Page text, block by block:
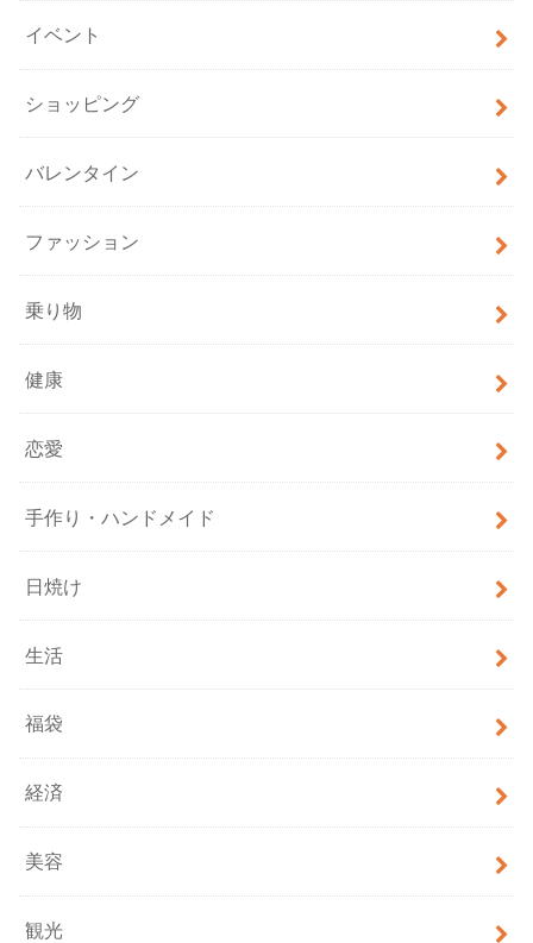
イベント
ショッピング
バレンタイン
ファッション
乗り物
健康
恋愛
手作り・ハンドメイド
日焼け
生活
福袋
経済
美容
観光